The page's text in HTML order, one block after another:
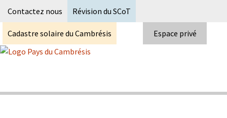
Contactez nous Révision du SCoT
Cadastre solaire du Cambrésis Espace privé